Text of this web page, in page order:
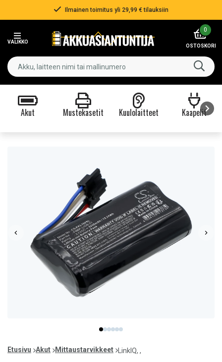
Ilmainen toimitus yli 29,99 € tilauksiin
VALIKKO
0
OSTOSKORI
Akut Mustekasetit Kuulolaitteet Kaapelit
item
0
item
1
item
2
item
3
item
4
item
5
of
Etusivu Akut Mittaustarvikkeet LinkIQ, ,